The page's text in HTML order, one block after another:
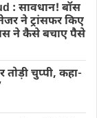
: सावधान! बॉस
ने ट्रांसफर किए
ने कैसे बचाए पैसे
तोड़ी चुप्पी, कहा-